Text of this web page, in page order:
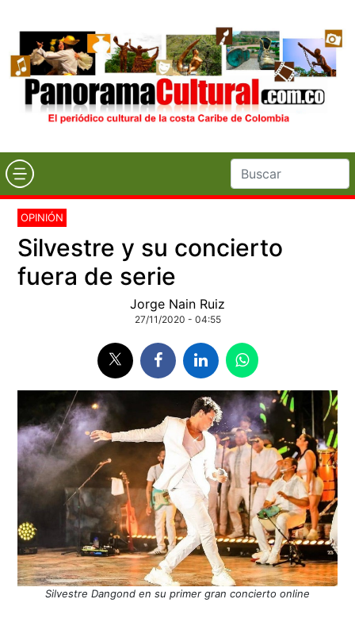
OPINIÓN
Silvestre y su concierto
fuera de serie
Jorge Nain Ruiz
27/11/2020 - 04:55
Silvestre Dangond en su primer gran concierto online